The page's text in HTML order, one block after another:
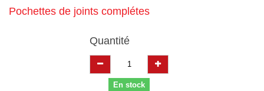
Pochettes de joints complétes
Quantité
En stock